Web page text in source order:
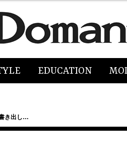
EDUCATION
き出し…